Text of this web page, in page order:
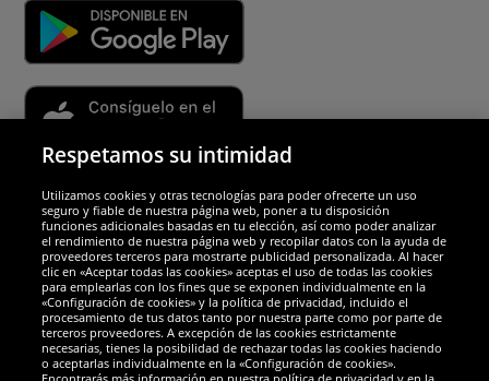
Socios y seguridad
Galardones
Respetamos su intimidad
Utilizamos cookies y otras tecnologías para poder ofrecerte un uso
seguro y fiable de nuestra página web, poner a tu disposición
funciones adicionales basadas en tu elección, así como poder analizar
el rendimiento de nuestra página web y recopilar datos con la ayuda de
proveedores terceros para mostrarte publicidad personalizada. Al hacer
clic en «Aceptar todas las cookies» aceptas el uso de todas las cookies
para emplearlas con los fines que se exponen individualmente en la
«Configuración de cookies» y la política de privacidad, incluido el
procesamiento de tus datos tanto por nuestra parte como por parte de
terceros proveedores. A excepción de las cookies estrictamente
necesarias, tienes la posibilidad de rechazar todas las cookies haciendo
o aceptarlas individualmente en la «Configuración de cookies».